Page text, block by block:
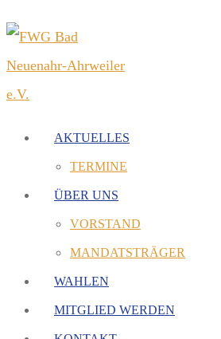
AKTUELLES
TERMINE
ÜBER UNS
VORSTAND
MANDATSTRÄGER
WAHLEN
MITGLIED WERDEN